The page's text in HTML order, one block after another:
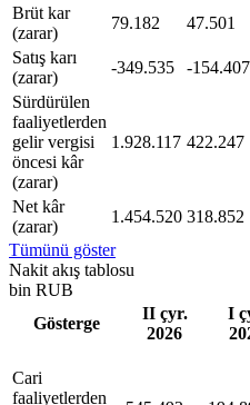
Brüt kar
(zarar)
79.182 47.501
Satış karı
(zarar)
-349.535 -154.407
Sürdürülen
faaliyetlerden
gelir vergisi
öncesi kâr
(zarar)
1.928.117 422.247
Net kâr
(zarar)
1.454.520 318.852
Tümünü göster
Nakit akış tablosu
bin RUB
Gösterge
II çyr.
2026
I
Cari
faaliyetlerden